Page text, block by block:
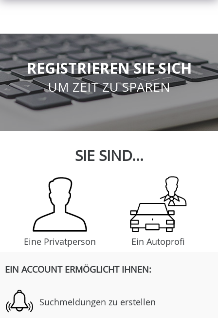
REGISTRIEREN SIE SICH
UM ZEIT ZU SPAREN
SIE SIND...
Eine Privatperson Ein Autoprofi
EIN ACCOUNT ERMÖGLICHT IHNEN:
Suchmeldungen zu erstellen